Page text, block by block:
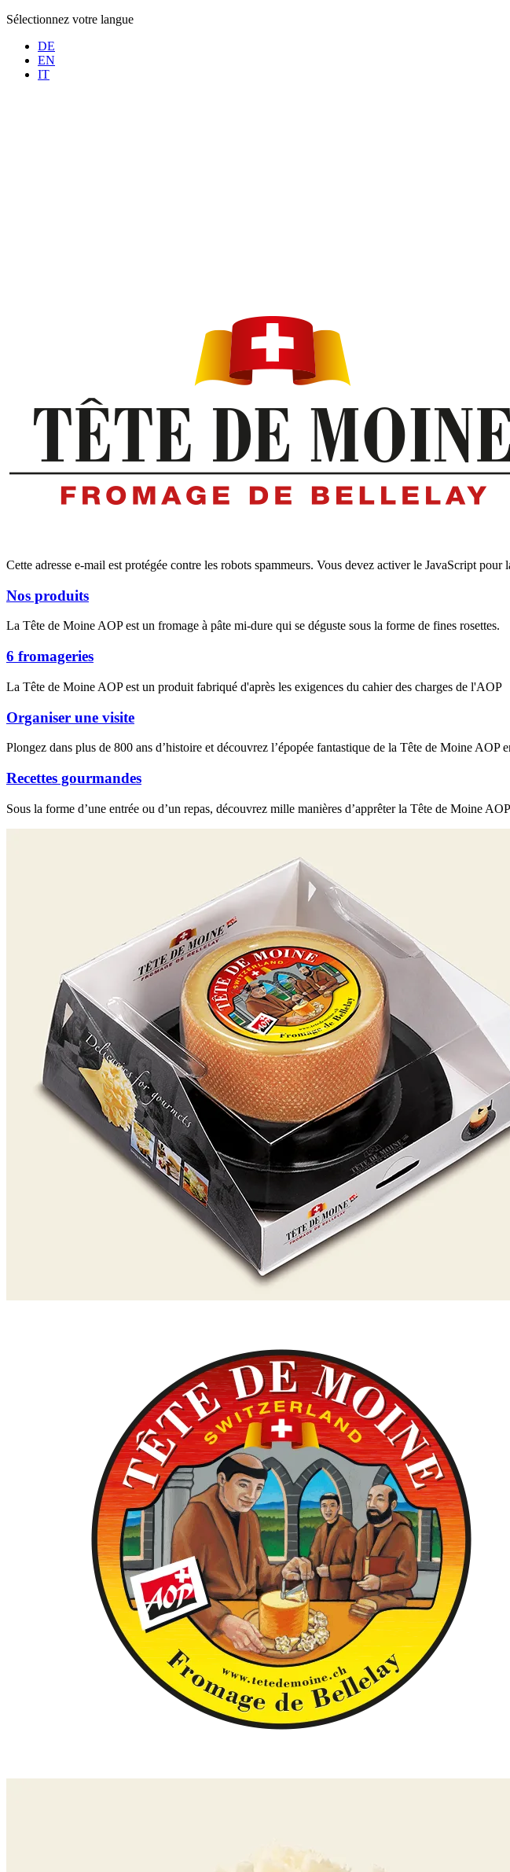
Sélectionnez votre langue
DE
EN
IT
Cette adresse e-mail est protégée contre les robots spammeurs. Vous devez activer le JavaScript pour
Nos produits
La Tête de Moine AOP est un fromage à pâte mi-dure qui se déguste sous la forme de fines rosettes.
6 fromageries
La Tête de Moine AOP est un produit fabriqué d'après les exigences du cahier des charges de l'AOP
Organiser une visite
Plongez dans plus de 800 ans d’histoire et découvrez l’épopée fantastique de la Tête de Moine AOP
Recettes gourmandes
Sous la forme d’une entrée ou d’un repas, découvrez mille manières d’apprêter la Tête de Moine AOP